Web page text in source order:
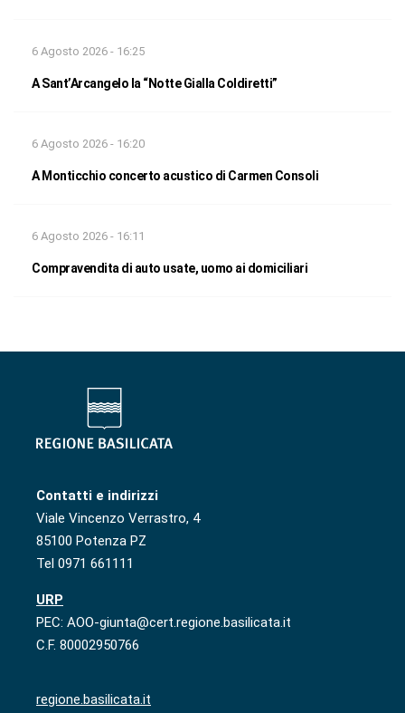
6 Agosto 2026 - 16:25
A Sant’Arcangelo la “Notte Gialla Coldiretti”
6 Agosto 2026 - 16:20
A Monticchio concerto acustico di Carmen Consoli
6 Agosto 2026 - 16:11
Compravendita di auto usate, uomo ai domiciliari
Contatti e indirizzi
Viale Vincenzo Verrastro, 4
85100 Potenza PZ
Tel 0971 661111
URP
PEC: AOO-giunta@cert.regione.basilicata.it
C.F. 80002950766
regione.basilicata.it